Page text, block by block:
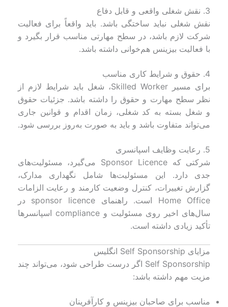
3. نقش شغلی واقعی و قابل دفاع
نقش شغلی نباید ساختگی باشد. باید واقعاً برای فعالیت
شرکت لازم باشد، در سطح مهارتی مناسب قرار بگیرد و
با فعالیت بیزینس هم‌خوانی داشته باشد.
4. حقوق و شرایط کاری مناسب
برای مسیر Skilled Worker، شغل باید شرایط لازم از
نظر سطح مهارت و حقوق را داشته باشد. جزئیات حقوق
و شغل بسته به کد شغلی، زمان اقدام و قوانین جاری
می‌تواند متفاوت باشد و باید به صورت به‌روز بررسی شود.
5. رعایت وظایف اسپانسری
شرکتی که Sponsor Licence می‌گیرد، مسئولیت‌های
جدی دارد. این مسئولیت‌ها شامل نگهداری مدارک،
گزارش تغییرات، کنترل وضعیت کارمند و رعایت الزامات
Home Office است. راهنمای sponsor licence در
سال‌های اخیر روی مسئولیت و compliance اسپانسرها
تأکید زیادی داشته است.
مزایای Self Sponsorship انگلیس
Self Sponsorship اگر درست طراحی شود، می‌تواند چند
مزیت مهم داشته باشد:
مناسب برای صاحبان بیزینس و کارآفرینان